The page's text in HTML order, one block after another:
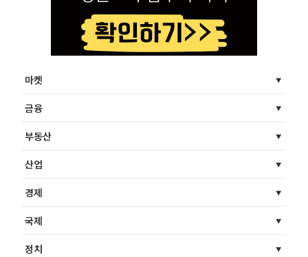
마켓
금융
부동산
산업
경제
국제
정치